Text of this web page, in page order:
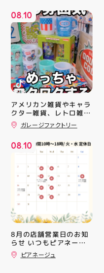
08.10
アメリカン雑貨やキャラ
クター雑貨、レトロ雑貨
などたくさん販売してま
す🧸 圧巻の量です 郡山
レージファクトリー”へ
遊びに来てね️‍️‍️‍ #福島 #郡
アメリカン雑貨
ガレージファクトリー
08.10
8月の店舗営業日のお知
らせ いつもピアネージ
ュをご利用いただき あ
りがとうございます 8月
ピアネージュ